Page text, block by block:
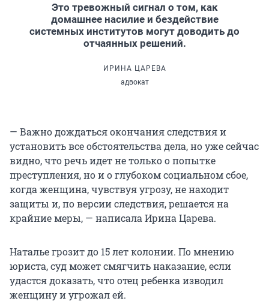
Это тревожный сигнал о том, как
домашнее насилие и бездействие
системных институтов могут доводить до
отчаянных решений.
ИРИНА ЦАРЕВА
адвокат
— Важно дождаться окончания следствия и
установить все обстоятельства дела, но уже сейчас
видно, что речь идет не только о попытке
преступления, но и о глубоком социальном сбое,
когда женщина, чувствуя угрозу, не находит
защиты и, по версии следствия, решается на
крайние меры, — написала Ирина Царева.
Наталье грозит до 15 летколонии. По мнению
юриста, суд может смягчить наказание, если
удастся доказать, что отец ребенка изводил
женщину и угрожал ей.